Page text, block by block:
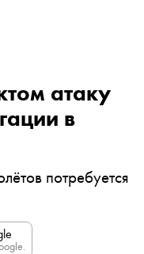
атаку
в
потребуется